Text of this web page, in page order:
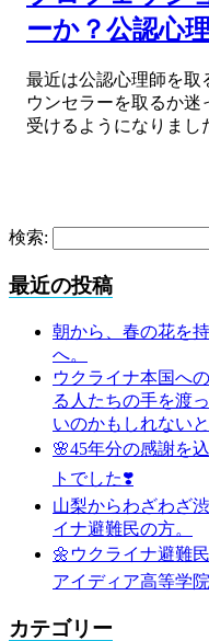
ーか？公認心
最近は公認心理師を取
ウンセラーを取るか迷
受けるようになりまし
検索:
最近の投稿
朝から、春の花を
へ。
ウクライナ本国へ
る人たちの手を渡
いのかもしれない
🌸45年分の感謝を
トでした❣️
山梨からわざわざ
イナ避難民の方。
🌼ウクライナ避難
アイディア高等学
カテゴリー